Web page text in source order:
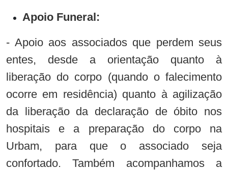
Apoio Funeral:
- Apoio aos associados que perdem seus
entes, desde a orientação quanto à
liberação do corpo (quando o falecimento
ocorre em residência) quanto à agilização
da liberação da declaração de óbito nos
hospitais e a preparação do corpo na
Urbam, para que o associado seja
confortado. Também acompanhamos a